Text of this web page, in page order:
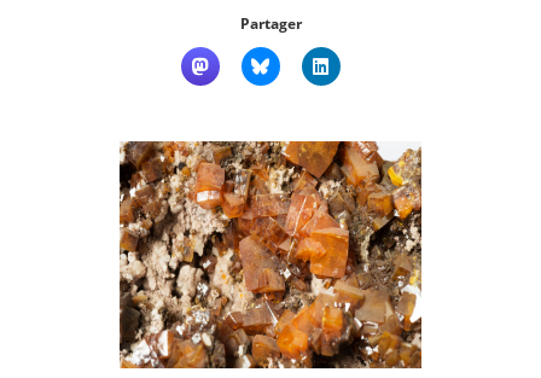
Qui sommes nous ?
Nous suivre
Partager